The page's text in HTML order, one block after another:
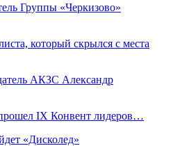
Группы «Черкизово»
который скрылся с места
АКЗС Александр
IX Конвент лидеров…
«Дисколед»